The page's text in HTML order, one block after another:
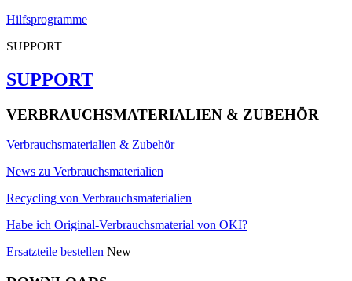
Hilfsprogramme
SUPPORT
SUPPORT
VERBRAUCHSMATERIALIEN & ZUBEHÖR
Verbrauchsmaterialien & Zubehör
News zu Verbrauchsmaterialien
Recycling von Verbrauchsmaterialien
Habe ich Original-Verbrauchsmaterial von OKI?
Ersatzteile bestellen New